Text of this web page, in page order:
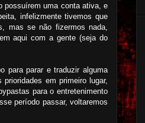
possuírem uma conta ativa, e
infelizmente tivemos que
mas se não fizermos nada,
aqui com a gente (seja do
para parar e traduzir alguma
em primeiro lugar,
para o entretenimento
período passar, voltaremos